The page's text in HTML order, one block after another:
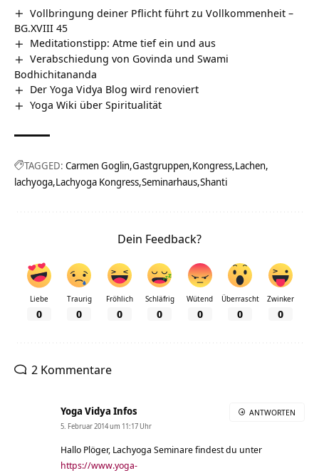
Vollbringung deiner Pflicht führt zu Vollkommenheit –
BG.XVIII 45
Meditationstipp: Atme tief ein und aus
Verabschiedung von Govinda und Swami
Bodhichitananda
Der Yoga Vidya Blog wird renoviert
Yoga Wiki über Spiritualität
TAGGED: Carmen Goglin Gastgruppen Kongress Lachen
lachyoga Lachyoga Kongress Seminarhaus Shanti
Dein Feedback?
Liebe
0
Traurig
0
Fröhlich
0
Schläfrig
0
Wütend
0
Überrascht
0
Zwinker
0
2 Kommentare
Yoga Vidya Infos
5. Februar 2014 um 11:17 Uhr
Hallo Plöger, Lachyoga Seminare findest du unter
https://www.yoga-
ANTWORTEN